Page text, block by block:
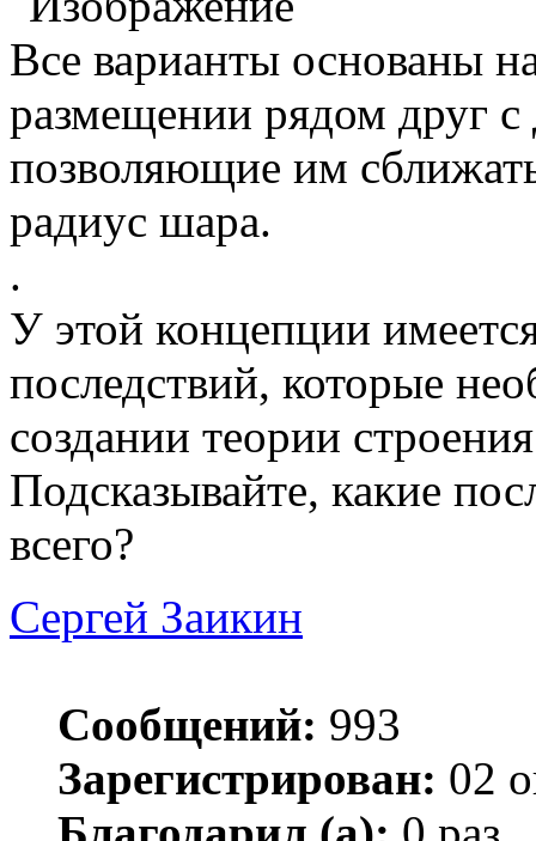
Все варианты основаны
размещении рядом друг
позволяющие им
радиус шара.
.
У этой концепции
последствий, которые
создании теории
Подсказывайте, какие
всего?
Сергей Заикин
Сообщений: 993
Зарегистрирован: 02